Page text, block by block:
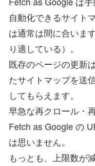
自動化できるサイト
は通常は間に合いま
り適している）。
既存のページの更新は
たサイトマップを送
してもらえます。
早急な再クロール・
Fetch as Google の
は思いません。
もっとも、上限数が